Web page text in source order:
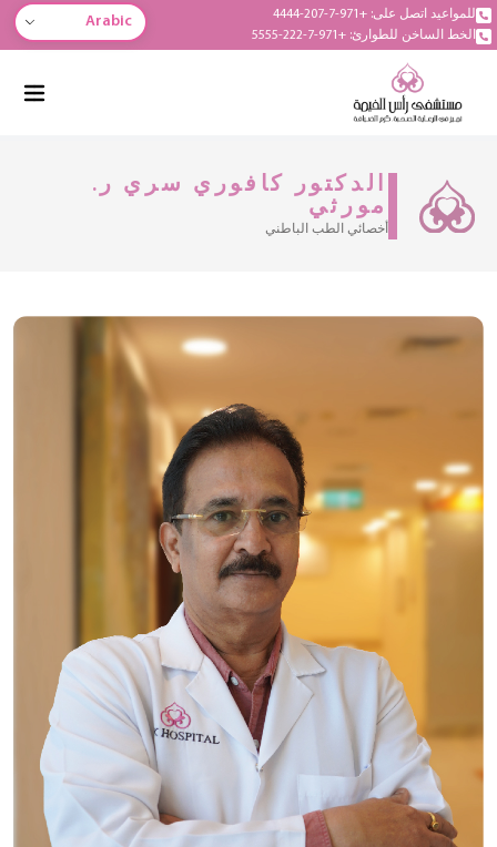
للمواعيد اتصل على: +971-7-207-4444
الخط الساخن للطوارئ: +971-7-222-5555
Arabic
الدكتور كافوري سري ر.
مورثي
أخصائي الطب الباطني